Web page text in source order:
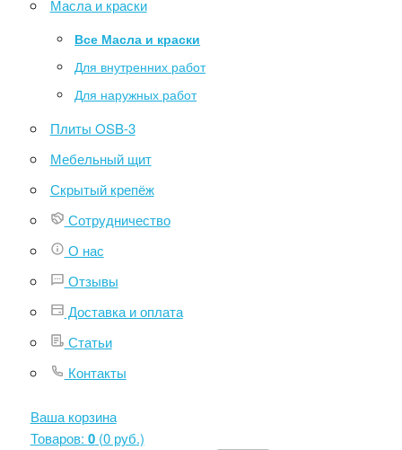
Масла и краски
Все Масла и краски
Для внутренних работ
Для наружных работ
Плиты OSB-3
Мебельный щит
Скрытый крепёж
Сотрудничество
О нас
Отзывы
Доставка и оплата
Статьи
Контакты
Ваша корзина
Товаров: 0(0 руб.)